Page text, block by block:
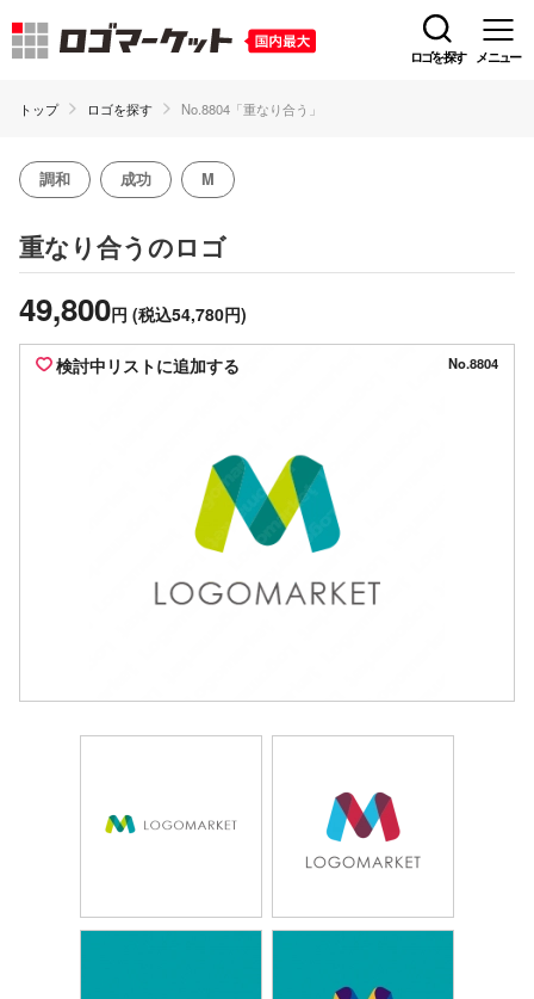
ロゴを探す メニュー
トップ ロゴを探す No.8804「重なり合う」
調和 成功 M
重なり合うのロゴ
49,800円 (税込54,780円)
検討中リストに追加する No.8804